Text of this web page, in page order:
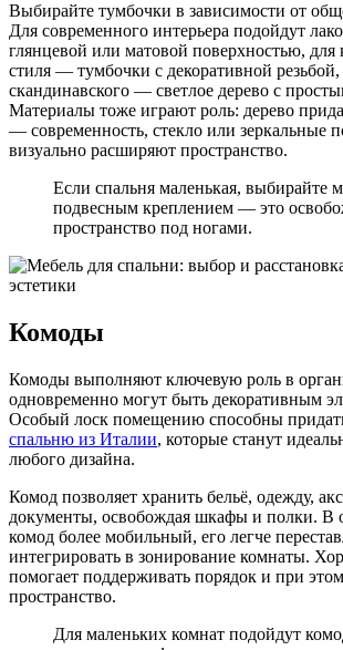
Выбирайте тумбочки в зависимости от
Для современного интерьера подойдут
глянцевой или матовой поверхностью, для
стиля — тумбочки с декоративной резьбой,
скандинавского — светлое дерево с
Материалы тоже играют роль: дерево
— современность, стекло или зеркальные
визуально расширяют пространство.
Если спальня маленькая, выбирайте
подвесным креплением — это
пространство под ногами.
Комоды
Комоды выполняют ключевую роль в
одновременно могут быть декоративным
Особый лоск помещению способны
спальню из Италии, которые станут
любого дизайна.
Комод позволяет хранить бельё, одежду,
документы, освобождая шкафы и полки. В
комод более мобильный, его легче
интегрировать в зонирование комнаты.
помогает поддерживать порядок и при
пространство.
Для маленьких комнат подойдут